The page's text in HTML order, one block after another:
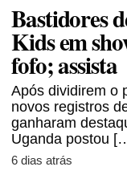
Bastidores
Kids em
fofo; assista
Após dividirem o
novos registros
ganharam
Uganda postou
6 dias atrás